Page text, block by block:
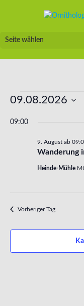
Seite wählen
9.
09.08.2026
wählen.
09:00
Wanderung
9. August ab
Heinde-Mühle
Vorheriger Tag